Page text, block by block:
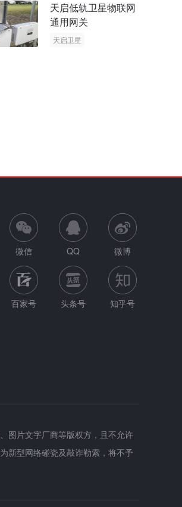
太阳能多摄球机
天启低轨卫星物联网
通用网关
天启卫星
微信 QQ 微博
百家号 头条号 知乎号
图片文字厂商等版权方，且不允许
新型网络碰瓷及敲诈勒索，将不予